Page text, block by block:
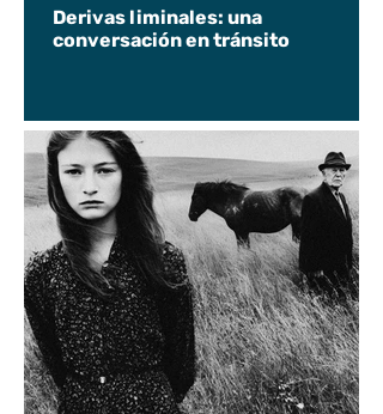
Derivas liminales: una
conversación en tránsito